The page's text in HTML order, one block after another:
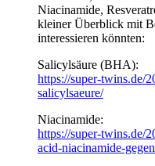
Niacinamide,
kleiner Überblick mit
interessieren könnten:
Salicylsäure (BHA):
https://super-twins.de/
salicylsaeure/
Niacinamide:
https://super-twins.de/
acid-niacinamide-